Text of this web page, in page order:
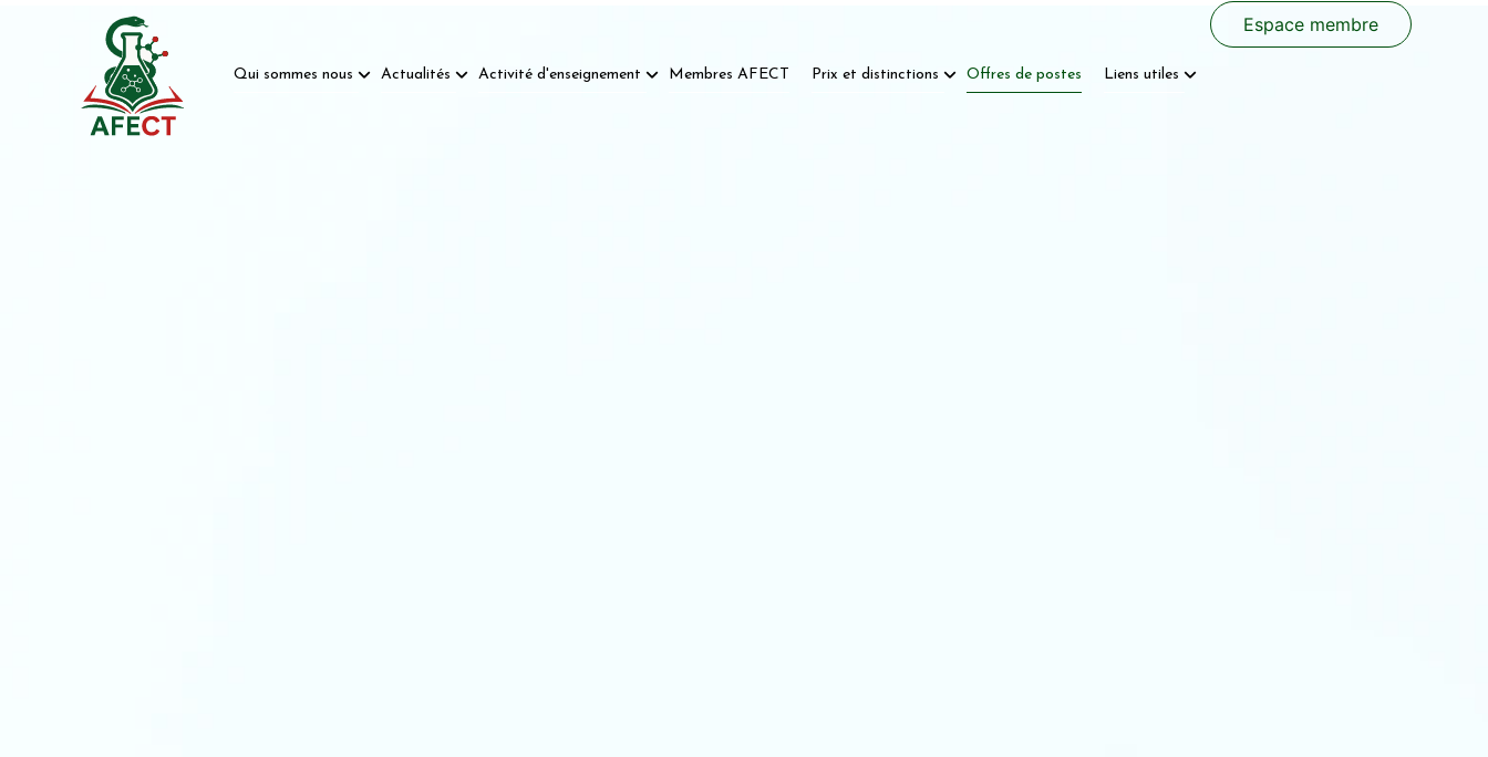
Qui sommes nous Actualités Activité d'enseignement Membres AFECT Prix et distinctions Offres de postes Liens utiles
Espace membre